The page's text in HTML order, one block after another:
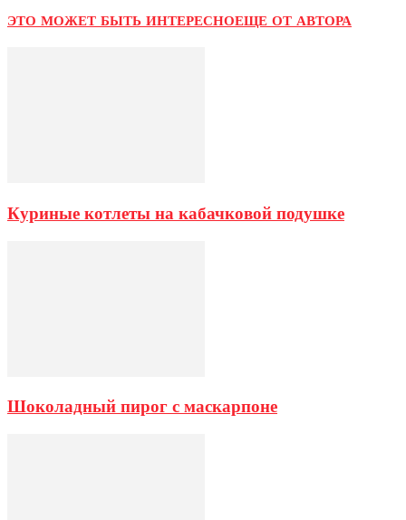
ЭТО МОЖЕТ БЫТЬ ИНТЕРЕСНОЕЩЕ ОТ АВТОРА
Куриные котлеты на кабачковой подушке
Шоколадный пирог с маскарпоне